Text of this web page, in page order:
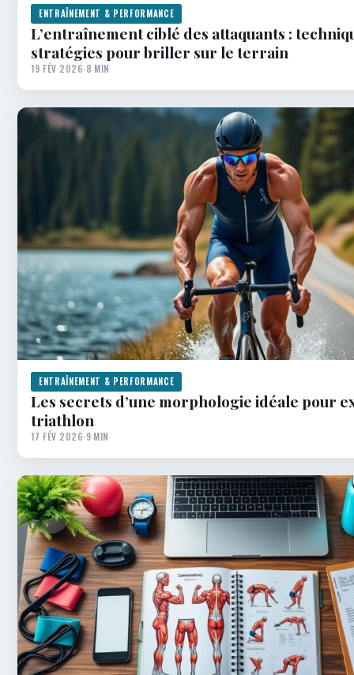
ENTRAÎNEMENT & PERFORMANCE
L’entraînement ciblé des attaquants :
stratégies pour briller sur le terrain
19 FÉV 2026·8 MIN
ENTRAÎNEMENT & PERFORMANCE
Les secrets d’une morphologie idéale pour
triathlon
17 FÉV 2026·9 MIN